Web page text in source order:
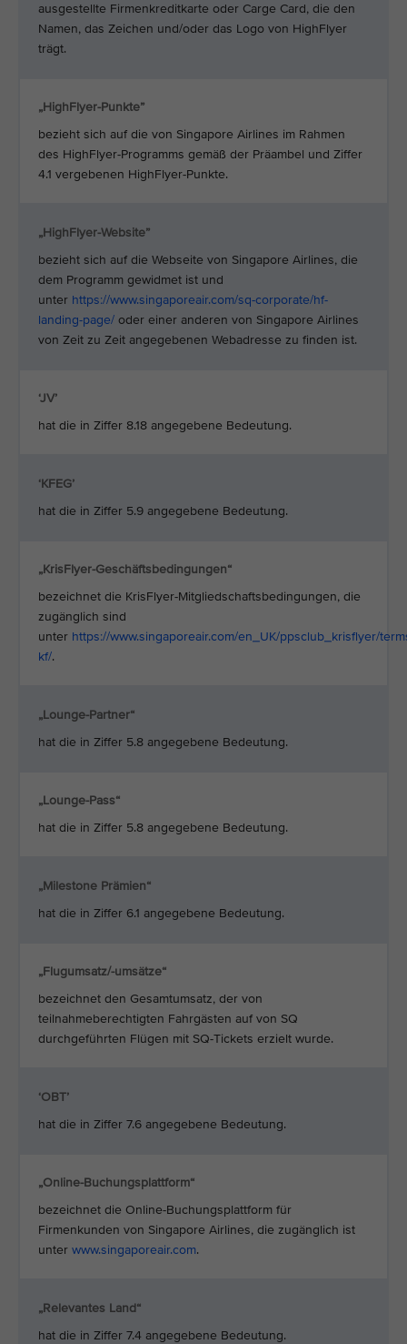
ausgestellte Firmenkreditkarte oder Carge Card, die den
Namen, das Zeichen und/oder das Logo von HighFlyer
trägt.
„HighFlyer-Punkte”
bezieht sich auf die von Singapore Airlines im Rahmen
des HighFlyer-Programms gemäß der Präambel und Ziffer
4.1 vergebenen HighFlyer-Punkte.
„HighFlyer-Website”
bezieht sich auf die Webseite von Singapore Airlines, die
dem Programm gewidmet ist und
unter https://www.singaporeair.com/sq-corporate/hf-
landing-page/ oder einer anderen von Singapore Airlines
von Zeit zu Zeit angegebenen Webadresse zu finden ist.
‘JV’
hat die in Ziffer 8.18 angegebene Bedeutung.
‘KFEG’
hat die in Ziffer 5.9 angegebene Bedeutung.
„KrisFlyer-Geschäftsbedingungen“
bezeichnet die KrisFlyer-Mitgliedschaftsbedingungen, die
zugänglich sind
unter https://www.singaporeair.com/en_UK/ppsclub_krisflyer/
kf/.
„Lounge-Partner“
hat die in Ziffer 5.8 angegebene Bedeutung.
„Lounge-Pass“
hat die in Ziffer 5.8 angegebene Bedeutung.
„Milestone Prämien“
hat die in Ziffer 6.1 angegebene Bedeutung.
„Flugumsatz/-umsätze“
bezeichnet den Gesamtumsatz, der von
teilnahmeberechtigten Fahrgästen auf von SQ
durchgeführten Flügen mit SQ-Tickets erzielt wurde.
‘OBT’
hat die in Ziffer 7.6 angegebene Bedeutung.
„Online-Buchungsplattform“
bezeichnet die Online-Buchungsplattform für
Firmenkunden von Singapore Airlines, die zugänglich ist
unter www.singaporeair.com.
„Relevantes Land“
hat die in Ziffer 7.4 angegebene Bedeutung.